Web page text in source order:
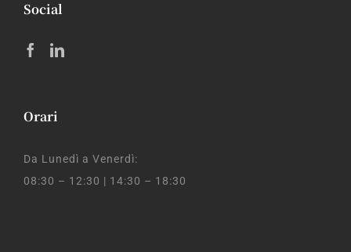
Social
Orari
Da Lunedì a Venerdì:
08:30 – 12:30 | 14:30 – 18:30